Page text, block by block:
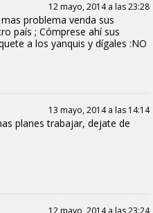
12 mayo, 2014 a las 23:28
problema venda sus
país ; Cómprese ahí sus
a los yanquis y dígales :NO
13 mayo, 2014 a las 14:14
planes trabajar, dejate de